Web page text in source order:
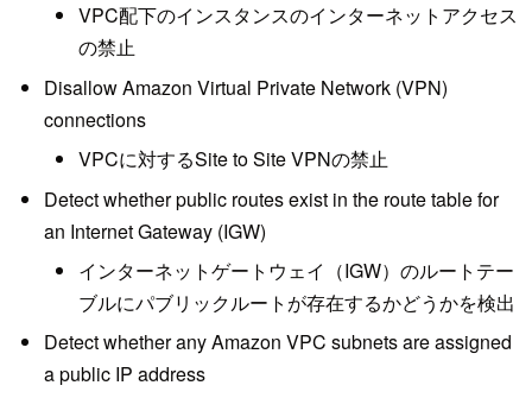
VPC配下のインスタンスのインターネットアクセス
の禁止
Disallow Amazon Virtual Private Network (VPN)
connections
VPCに対するSite to Site VPNの禁止
Detect whether public routes exist in the route table for
an Internet Gateway (IGW)
インターネットゲートウェイ（IGW）のルートテー
ブルにパブリックルートが存在するかどうかを検出
Detect whether any Amazon VPC subnets are assigned
a public IP address